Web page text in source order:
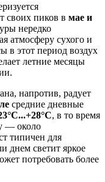
своих пиков в мае и
нередко
атмосферу сухого и
в этот период воздух
летние месяцы
, напротив, радует
средние дневные
, в то время
— около
типичен для
днем светит яркое
потребовать более